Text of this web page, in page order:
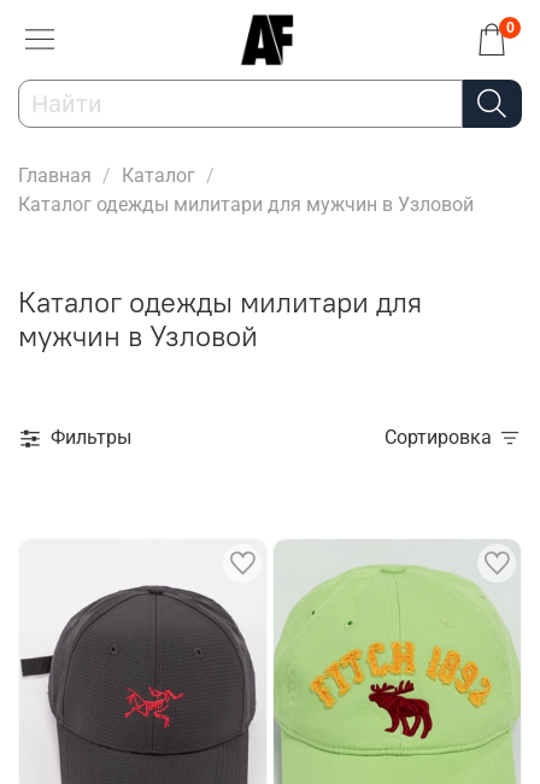
0
Главная
Каталог
Каталог одежды милитари для мужчин в Узловой
Каталог одежды милитари для
мужчин в Узловой
Фильтры Сортировка